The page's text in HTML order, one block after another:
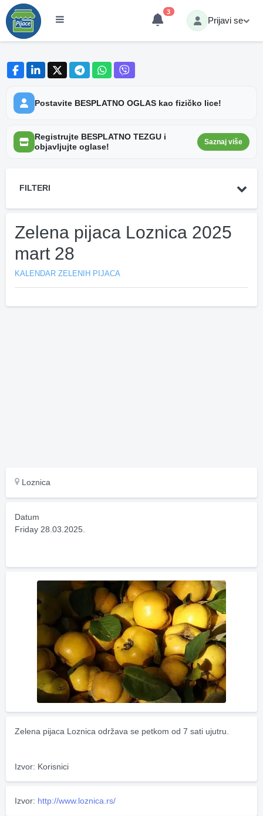
3
Prijavi se
Postavite BESPLATNO OGLAS kao fizičko lice!
Registrujte BESPLATNO TEZGU i
objavljujte oglase!
Saznaj više
FILTERI
Zelena pijaca Loznica 2025
mart 28
KALENDAR ZELENIH PIJACA
Loznica
Datum
Friday 28.03.2025.
Zelena pijaca Loznica održava se petkom od 7 sati ujutru.
Izvor: Korisnici
Izvor: http://www.loznica.rs/